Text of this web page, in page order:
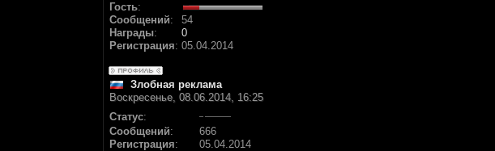
Гость:
Сообщений:
54
Награды:
0
Регистрация: 05.04.2014
Злобная реклама
Воскресенье, 08.06.2014, 16:25
Статус:
Сообщений:
666
Регистрация: 05.04.2014